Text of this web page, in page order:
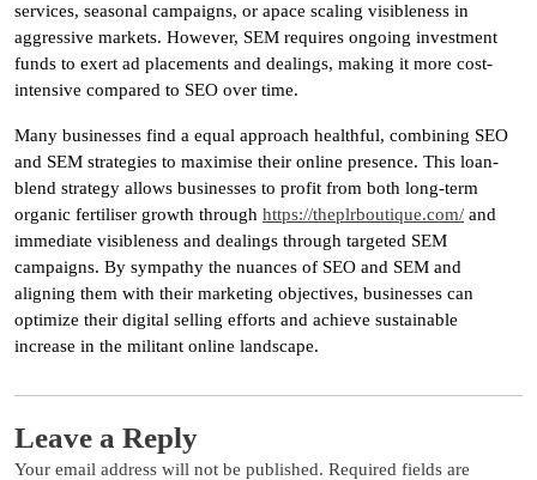
services, seasonal campaigns, or apace scaling visibleness in
aggressive markets. However, SEM requires ongoing investment
funds to exert ad placements and dealings, making it more cost-
intensive compared to SEO over time.
Many businesses find a equal approach healthful, combining SEO
and SEM strategies to maximise their online presence. This loan-
blend strategy allows businesses to profit from both long-term
organic fertiliser growth through https://theplrboutique.com/ and
immediate visibleness and dealings through targeted SEM
campaigns. By sympathy the nuances of SEO and SEM and
aligning them with their marketing objectives, businesses can
optimize their digital selling efforts and achieve sustainable
increase in the militant online landscape.
Leave a Reply
Your email address will not be published. Required fields are